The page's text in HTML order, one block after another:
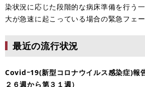
染状況に応じた段階的な病床準備を行う
大が急速に起こっている場合の緊急フェ
最近の流行状況
Covidｰ19(新型コロナウイルス感染症)報
２６週から第３１週）